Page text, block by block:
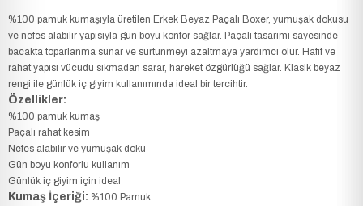
%100 pamuk kumaşıyla üretilen Erkek Beyaz Paçalı Boxer, yumuşak dokusu
ve nefes alabilir yapısıyla gün boyu konfor sağlar. Paçalı tasarımı sayesinde
bacakta toparlanma sunar ve sürtünmeyi azaltmaya yardımcı olur. Hafif ve
rahat yapısı vücudu sıkmadan sarar, hareket özgürlüğü sağlar. Klasik beyaz
rengi ile günlük iç giyim kullanımında ideal bir tercihtir.
Özellikler:
%100 pamuk kumaş
Paçalı rahat kesim
Nefes alabilir ve yumuşak doku
Gün boyu konforlu kullanım
Günlük iç giyim için ideal
Kumaş İçeriği: %100 Pamuk